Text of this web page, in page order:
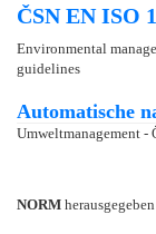
ČSN EN ISO
Environmental
guidelines
Automatische
Umweltmanagement -
NORM